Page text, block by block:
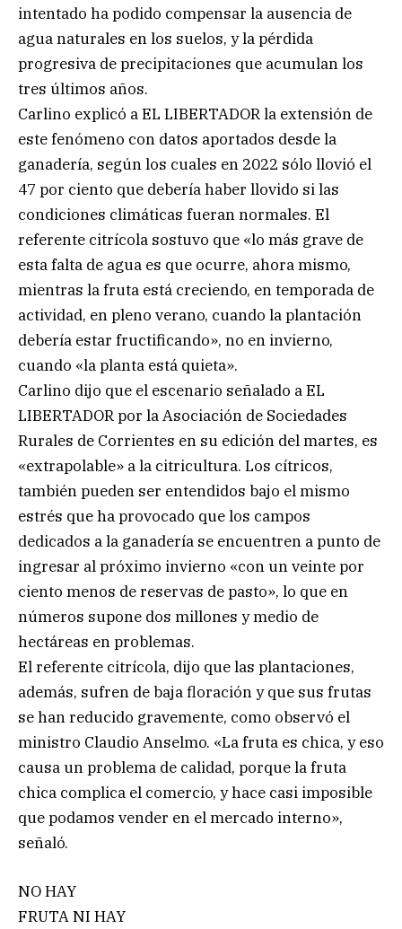
intentado ha podido compensar la ausencia de
agua naturales en los suelos, y la pérdida
progresiva de precipitaciones que acumulan los
tres últimos años.
Carlino explicó a EL LIBERTADOR la extensión de
este fenómeno con datos aportados desde la
ganadería, según los cuales en 2022 sólo llovió el
47 por ciento que debería haber llovido si las
condiciones climáticas fueran normales. El
referente citrícola sostuvo que «lo más grave de
esta falta de agua es que ocurre, ahora mismo,
mientras la fruta está creciendo, en temporada de
actividad, en pleno verano, cuando la plantación
debería estar fructificando», no en invierno,
cuando «la planta está quieta».
Carlino dijo que el escenario señalado a EL
LIBERTADOR por la Asociación de Sociedades
Rurales de Corrientes en su edición del martes, es
«extrapolable» a la citricultura. Los cítricos,
también pueden ser entendidos bajo el mismo
estrés que ha provocado que los campos
dedicados a la ganadería se encuentren a punto de
ingresar al próximo invierno «con un veinte por
ciento menos de reservas de pasto», lo que en
números supone dos millones y medio de
hectáreas en problemas.
El referente citrícola, dijo que las plantaciones,
además, sufren de baja floración y que sus frutas
se han reducido gravemente, como observó el
ministro Claudio Anselmo. «La fruta es chica, y eso
causa un problema de calidad, porque la fruta
chica complica el comercio, y hace casi imposible
que podamos vender en el mercado interno»,
señaló.
NO HAY
FRUTA NI HAY